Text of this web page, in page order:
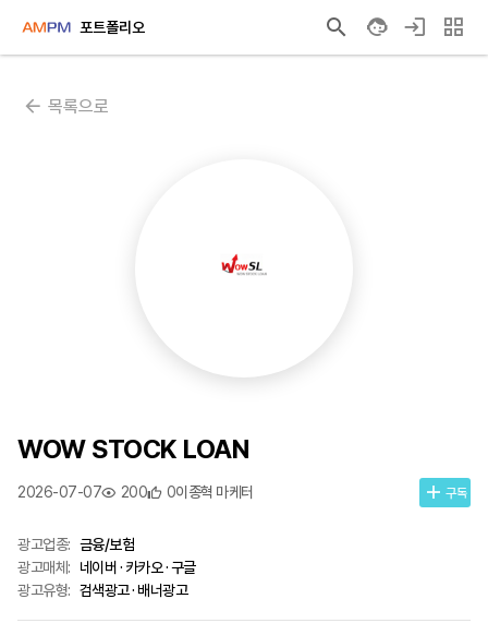
포트폴리오
목록으로
WOW STOCK LOAN
2026-07-07 200 0이종혁 마케터 구독
광고업종: 금융/보험
광고매체:
네이버 · 카카오 · 구글
광고유형: 검색광고 · 배너광고